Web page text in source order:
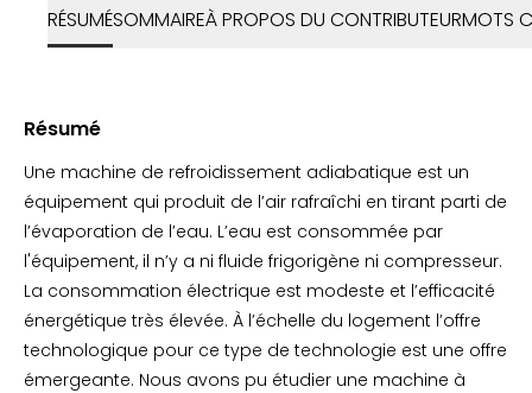
RÉSUMÉSOMMAIREÀ PROPOS DU CONTRIBUTEURMOTS
Résumé
Une machine de refroidissement adiabatique est un
équipement qui produit de l’air rafraîchi en tirant parti de
l’évaporation de l’eau. L’eau est consommée par
l'équipement, il n’y a ni fluide frigorigène ni compresseur.
La consommation électrique est modeste et l’efficacité
énergétique très élevée. À l’échelle du logement l’offre
technologique pour ce type de technologie est une offre
émergeante. Nous avons pu étudier une machine à